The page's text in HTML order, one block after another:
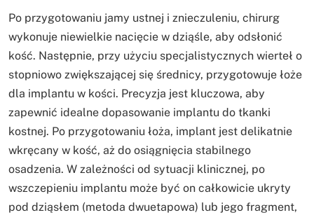
Po przygotowaniu jamy ustnej i znieczuleniu, chirurg
wykonuje niewielkie nacięcie w dziąśle, aby odsłonić
kość. Następnie, przy użyciu specjalistycznych wierteł o
stopniowo zwiększającej się średnicy, przygotowuje łoże
dla implantu w kości. Precyzja jest kluczowa, aby
zapewnić idealne dopasowanie implantu do tkanki
kostnej. Po przygotowaniu łoża, implant jest delikatnie
wkręcany w kość, aż do osiągnięcia stabilnego
osadzenia. W zależności od sytuacji klinicznej, po
wszczepieniu implantu może być on całkowicie ukryty
pod dziąsłem (metoda dwuetapowa) lub jego fragment,